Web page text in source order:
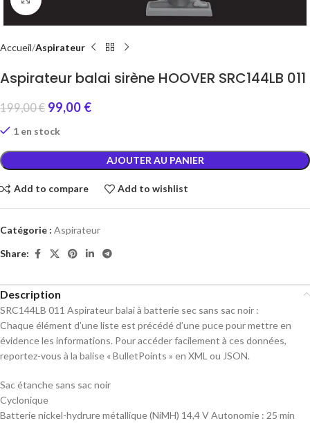
Accueil Aspirateur
Aspirateur balai sirène HOOVER SRC144LB 011
199,00€ 99,00 €
1 en stock
AJOUTER AU PANIER
Add to compare Add to wishlist
Catégorie : Aspirateur
Share:
Description
SRC144LB 011 Aspirateur balai à batterie sec sans sac noir :
Chaque élément d’une liste est précédé d’une puce pour mettre en
évidence les informations. Pour accéder facilement à ces données,
reportez-vous à la balise « BulletPoints » en XML ou JSON.
Sac étanche sans sac noir
Cyclonique
Batterie nickel-hydrure métallique (NiMH) 14,4 V Autonomie : 25 min